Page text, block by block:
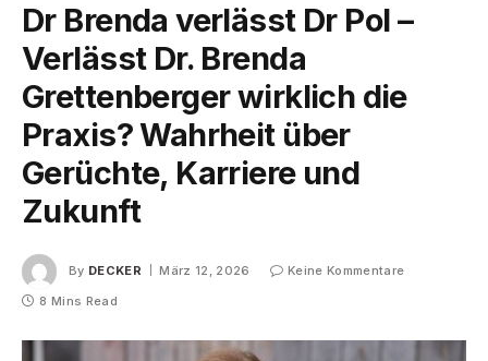
Dr Brenda verlässt Dr Pol –
Verlässt Dr. Brenda
Grettenberger wirklich die
Praxis? Wahrheit über
Gerüchte, Karriere und
Zukunft
By DECKER März 12, 2026
Keine Kommentare
8 Mins Read